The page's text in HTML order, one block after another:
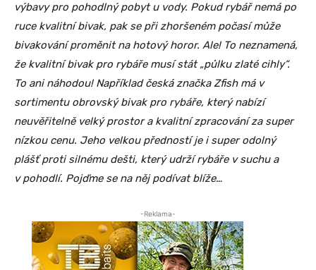
výbavy pro pohodlný pobyt u vody. Pokud rybář nemá po
ruce kvalitní bivak, pak se při zhoršeném počasí může
bivakování proměnit na hotový horor. Ale! To neznamená,
že kvalitní bivak pro rybáře musí stát „půlku zlaté cihly“.
To ani náhodou! Například česká značka Zfish má v
sortimentu obrovský bivak pro rybáře, který nabízí
neuvěřitelně velký prostor a kvalitní zpracování za super
nízkou cenu. Jeho velkou předností je i super odolný
plášť proti silnému dešti, který udrží rybáře v suchu a
v pohodlí. Pojďme se na něj podívat blíže…
-Reklama-